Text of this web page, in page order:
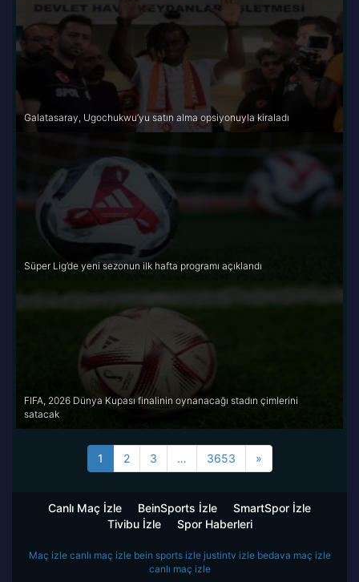
Galatasaray, Ugochukwu’yu satın alma opsiyonuyla kiraladı
Süper Lig’de yeni sezonun ilk hafta programı açıklandı
FIFA, 2026 Dünya Kupası finalinin oynanacağı stadın çimlerini
satacak
1 2 3 … 3653
Sonraki
Sayfa
»
Canlı Maç İzle BeinSports İzle
SmartSpor İzle
Tivibu İzle
Spor Haberleri
Maç izle canlı maç izle bein sports izle justintv izle bedava maç izle
canlı maç izle